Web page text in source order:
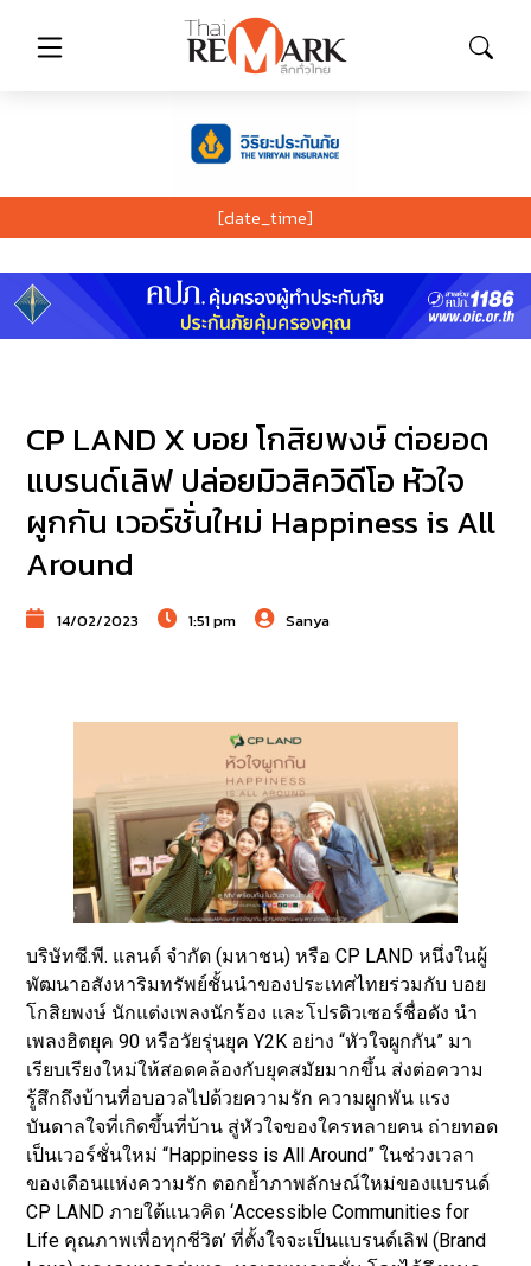
[date_time]
CP LAND X บอย โกสิยพงษ์ ต่อยอด
แบรนด์เลิฟ ปล่อยมิวสิควิดีโอ หัวใจ
ผูกกัน เวอร์ชั่นใหม่ Happiness is All
Around
14/02/2023 1:51 pm Sanya
บริษัทซี.พี. แลนด์ จำกัด (มหาชน) หรือ CP LAND หนึ่งในผู้
พัฒนาอสังหาริมทรัพย์ชั้นนำของประเทศไทยร่วมกับ บอย
โกสิยพงษ์ นักแต่งเพลงนักร้อง และโปรดิวเซอร์ชื่อดัง นำ
เพลงฮิตยุค 90 หรือวัยรุ่นยุค Y2K อย่าง “หัวใจผูกกัน” มา
เรียบเรียงใหม่ให้สอดคล้องกับยุคสมัยมากขึ้น ส่งต่อความ
รู้สึกถึงบ้านที่อบอวลไปด้วยความรัก ความผูกพัน แรง
บันดาลใจที่เกิดขึ้นที่บ้าน สู่หัวใจของใครหลายคน ถ่ายทอด
เป็นเวอร์ชั่นใหม่ “Happiness is All Around” ในช่วงเวลา
ของเดือนแห่งความรัก ตอกย้ำภาพลักษณ์ใหม่ของแบรนด์
CP LAND ภายใต้แนวคิด ‘Accessible Communities for
Life คุณภาพเพื่อทุกชีวิต’ ที่ตั้งใจจะเป็นแบรนด์เลิฟ (Brand